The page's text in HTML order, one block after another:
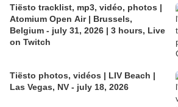
Tiësto tracklist, mp3, vidéo, photos |
Atomium Open Air | Brussels,
Belgium - july 31, 2026 | 3 hours, Live
on Twitch
Tiësto photos, vidéos | LIV Beach |
Las Vegas, NV - july 18, 2026